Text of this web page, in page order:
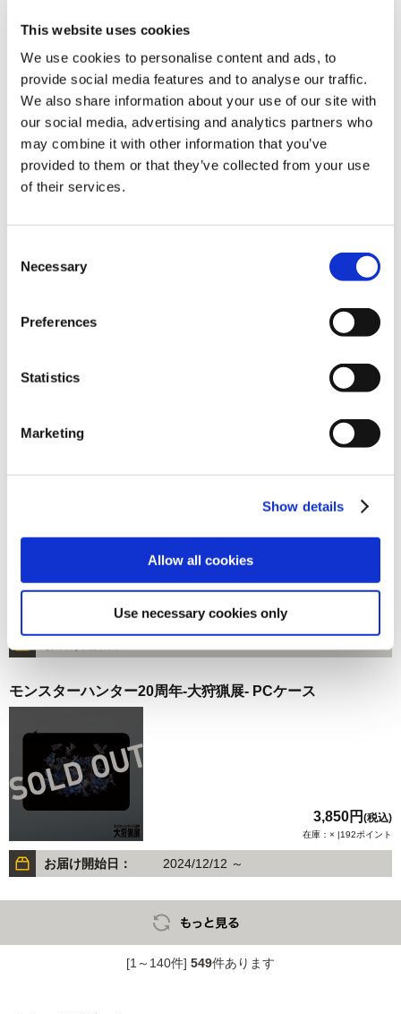
This website uses cookies
We use cookies to personalise content and ads, to
provide social media features and to analyse our traffic.
We also share information about your use of our site with
our social media, advertising and analytics partners who
may combine it with other information that you’ve
provided to them or that they’ve collected from your use
of their services.
Selection
Necessary
Preferences
Statistics
Marketing
Show details
Allow all cookies
Use necessary cookies only
モンスターハンター 耳ピョコ帽子 アイルー
(税込)
4,180円 (税込)
お届け開始日：
大逆転裁判 ～拾周年万華ノ宴～ キャラファインボード
3,850円
モンスターハンター20周年-大狩猟展- PCケース
3,850円 (税込)
在庫：× |192ポイント
お届け開始日： 2024/12/12 ～
[1～140件] 549件あります